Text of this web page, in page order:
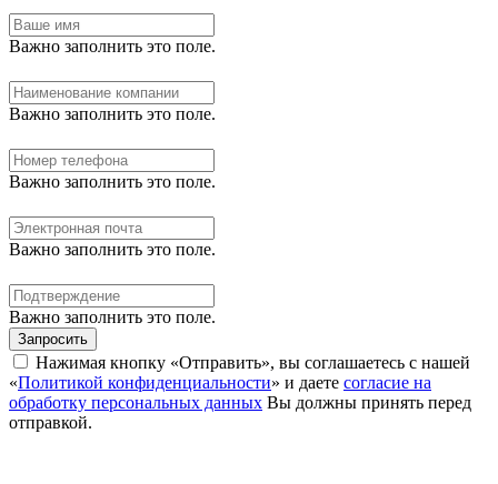
Важно заполнить это поле.
Важно заполнить это поле.
Важно заполнить это поле.
Важно заполнить это поле.
Важно заполнить это поле.
Запросить
Нажимая кнопку «Отправить», вы соглашаетесь с нашей
«Политикой конфиденциальности» и даете согласие на
обработку персональных данных Вы должны принять перед
отправкой.